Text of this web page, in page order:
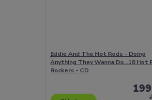
Eddie And The Hot Rods - Doing
Anything They Wanna Do...18 Hot
Rockers - CD